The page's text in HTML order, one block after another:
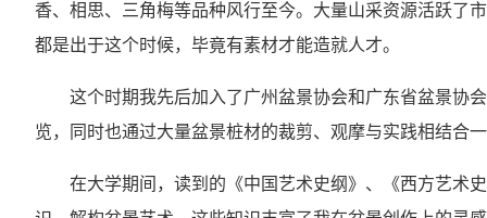
香、相思、三角梅等品种风行至今。大量山采资源活跃了
都是出于这个时候，毕竟有素材才能造就人才。
这个时期我先后加入了广州盆景协会和广东省盆景协
览，同时也通过大量盆景桩材的裁剪、观摩与实践相结合
在大学期间，读到的《中国艺术史纲》、《西方艺术